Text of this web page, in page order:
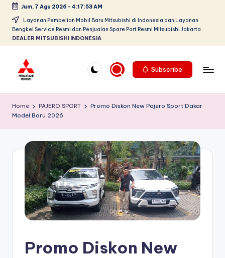
Skip
content
Jum, 7 Agu 2026 - 4:17:55 AM
Layanan Pembelian Mobil Baru Mitsubishi di Indonesia dan Layanan
Bengkel Service Resmi dan Penjualan Spare Part Resmi Mitsubishi Jakarta
DEALER MITSUBISHI INDONESIA
e
al
M
it
bi
Jakarta
Diamond
Motors
Melayani
Pembelian
Tunai
Kredit
Subscribe
Home PAJERO SPORT
Promo Diskon New Pajero Sport Dakar
Model Baru 2026
Promo Diskon New